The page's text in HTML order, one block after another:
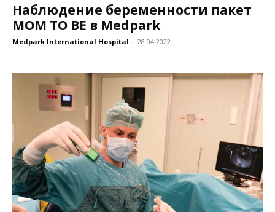
Наблюдение беременности пакет
MOM TO BE в Medpark
Medpark International Hospital - 28.04.2022